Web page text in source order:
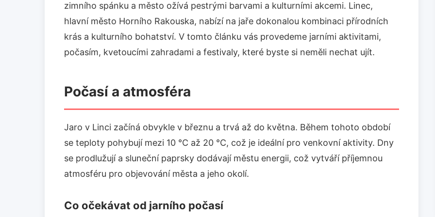
zimního spánku a město ožívá pestrými barvami a kulturními akcemi. Linec,
hlavní město Horního Rakouska, nabízí na jaře dokonalou kombinaci přírodních
krás a kulturního bohatství. V tomto článku vás provedeme jarními aktivitami,
počasím, kvetoucími zahradami a festivaly, které byste si neměli nechat ujít.
Počasí a atmosféra
Jaro v Linci začíná obvykle v březnu a trvá až do května. Během tohoto období
se teploty pohybují mezi 10 °C až 20 °C, což je ideální pro venkovní aktivity. Dny
se prodlužují a sluneční paprsky dodávají městu energii, což vytváří příjemnou
atmosféru pro objevování města a jeho okolí.
Co očekávat od jarního počasí